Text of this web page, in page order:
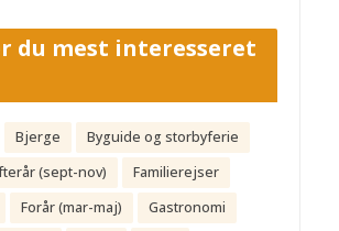
du mest interesseret
Bjerge
Byguide og storbyferie
(sept-nov)
Familierejser
Forår (mar-maj)
Gastronomi